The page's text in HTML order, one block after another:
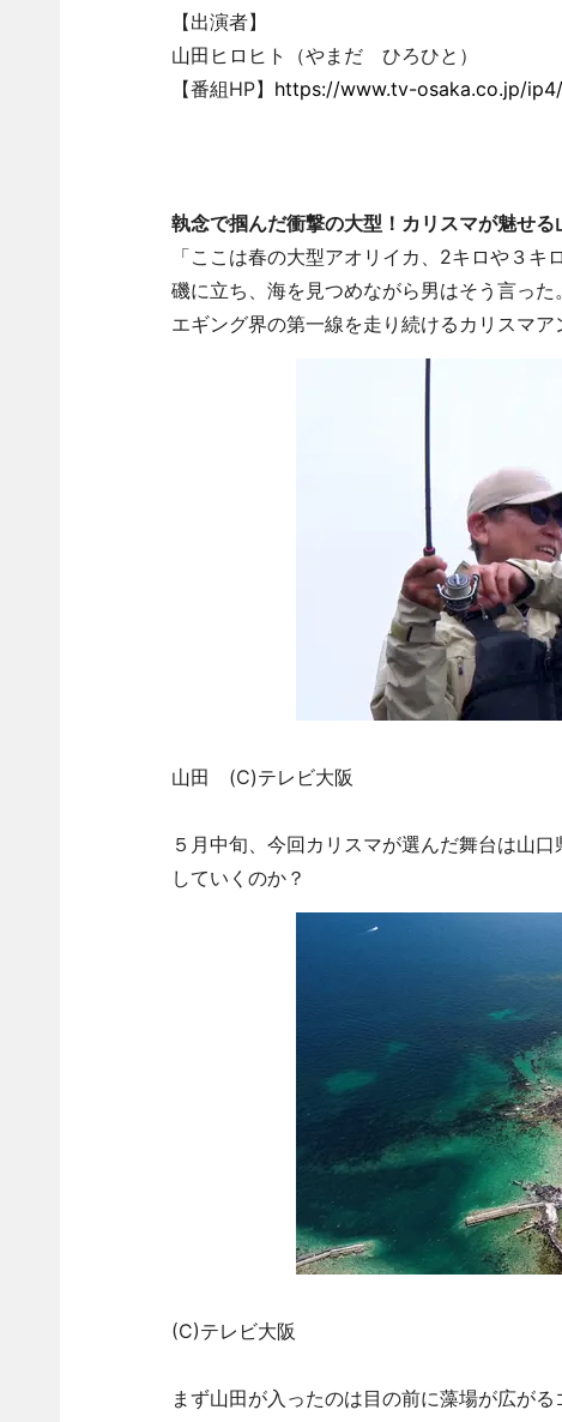
【出演者】
山田ヒロヒト（やまだ ひろひと）
【番組HP】 https://www.tv-osaka.co.jp/
執念で掴んだ衝撃の大型！カリスマが魅せる
「ここは春の大型アオリイカ、2キロや３キ
磯に立ち、海を見つめながら男はそう言っ
エギング界の第一線を走り続けるカリスマア
山田 (C)テレビ大阪
５月中旬、今回カリスマが選んだ舞台は山
していくのか？
(C)テレビ大阪
まず山田が入ったのは目の前に藻場が広が